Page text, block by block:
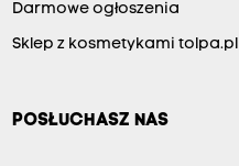
Darmowe ogłoszenia
Sklep z kosmetykami tolpa.pl
POSŁUCHASZ NAS